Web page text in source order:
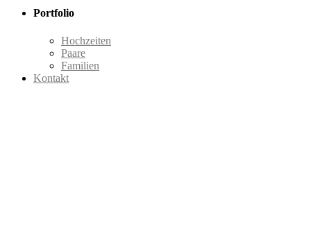
Portfolio
Hochzeiten
Paare
Familien
Kontakt